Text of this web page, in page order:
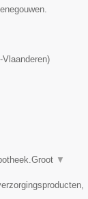
Vlaanderen)
▼